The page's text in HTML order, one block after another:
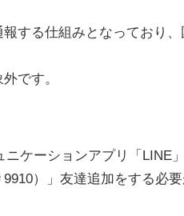
する仕組みとなっており
です。
ケーションアプリ「LINE
）」友達追加をする必